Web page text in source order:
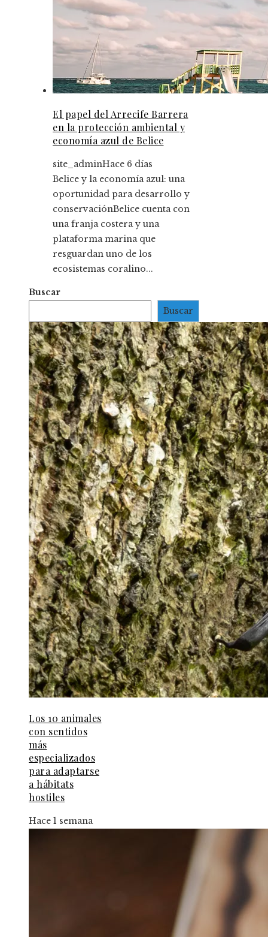
El papel del Arrecife Barrera
en la protección ambiental y
economía azul de Belice
site_adminHace 6 días
Belice y la economía azul: una
oportunidad para desarrollo y
conservaciónBelice cuenta con
una franja costera y una
plataforma marina que
resguardan uno de los
ecosistemas coralino...
Buscar
Buscar
Los 10 animales
con sentidos
más
especializados
para adaptarse
a hábitats
hostiles
Hace 1 semana